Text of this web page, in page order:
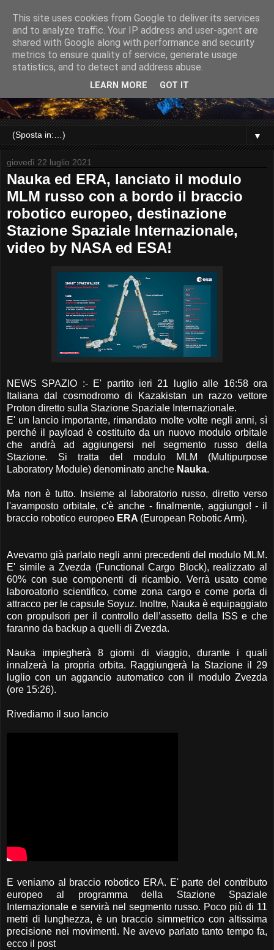
▼
giovedì 22 luglio 2021
Nauka ed ERA, lanciato il modulo
MLM russo con a bordo il braccio
robotico europeo, destinazione
Stazione Spaziale Internazionale,
video by NASA ed ESA!
NEWS SPAZIO :- E' partito ieri 21 luglio alle 16:58 ora
Italiana dal cosmodromo di Kazakistan un razzo vettore
Proton diretto sulla Stazione Spaziale Internazionale.
E' un lancio importante, rimandato molte volte negli anni, sì
perché il payload è costituito da un nuovo modulo orbitale
che andrà ad aggiungersi nel segmento russo della
Stazione. Si tratta del modulo MLM (Multipurpose
Laboratory Module) denominato anche Nauka.
Ma non è tutto. Insieme al laboratorio russo, diretto verso
l'avamposto orbitale, c'è anche - finalmente, aggiungo! - il
braccio robotico europeo ERA (European Robotic Arm).
Avevamo già parlato negli anni precedenti del modulo MLM.
E' simile a Zvezda (Functional Cargo Block), realizzato al
60% con sue componenti di ricambio. Verrà usato come
laboroatorio scientifico, come zona cargo e come porta di
attracco per le capsule Soyuz. Inoltre, Nauka è equipaggiato
con propulsori per il controllo dell’assetto della ISS e che
faranno da backup a quelli di Zvezda.
Nauka impiegherà 8 giorni di viaggio, durante i quali
innalzerà la propria orbita. Raggiungerà la Stazione il 29
luglio con un aggancio automatico con il modulo Zvezda
(ore 15:26).
Rivediamo il suo lancio
E veniamo al braccio robotico ERA. E' parte del contributo
europeo al programma della Stazione Spaziale
Internazionale e servirà nel segmento russo. Poco più di 11
metri di lunghezza, è un braccio simmetrico con altissima
precisione nei movimenti. Ne avevo parlato tanto tempo fa,
ecco il post
This site uses cookies from Google to deliver its services
and to analyze traffic. Your IP address and user-agent are
shared with Google along with performance and security
metrics to ensure quality of service, generate usage
statistics, and to detect and address abuse.
LEARN MORE GOT IT